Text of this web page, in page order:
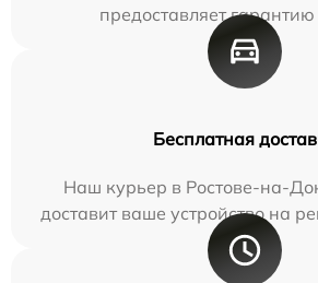
предоставляет гарантию
Бесплатная
Наш курьер в Ростове-на-
доставит ваше устройство на